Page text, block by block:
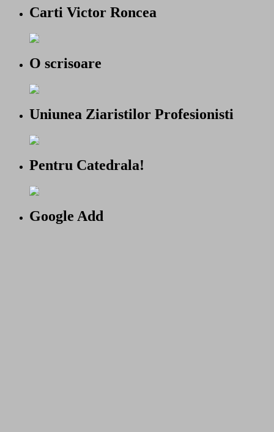
Carti Victor Roncea
O scrisoare
Uniunea Ziaristilor Profesionisti
Pentru Catedrala!
Google Add